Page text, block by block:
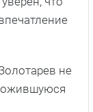
не